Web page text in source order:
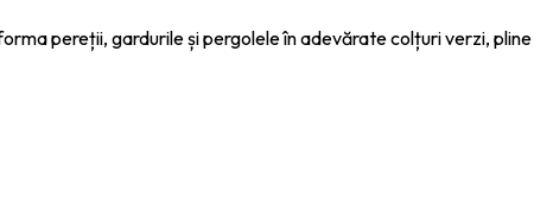
pereții, gardurile și pergolele în adevărate colțuri verzi, pline